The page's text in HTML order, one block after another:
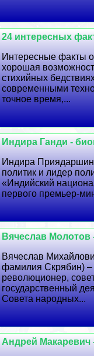
24 интересных
Интересные факты
хорошая
стихийных
современными
точное время,...
Индира Ганди -
Индира
политик и лидер
«Индийский
первого премьер-
Вячеслав
Вячеслав
фамилия Скрябин) –
революционер,
государственный
Совета народных...
Андрей Макаревич